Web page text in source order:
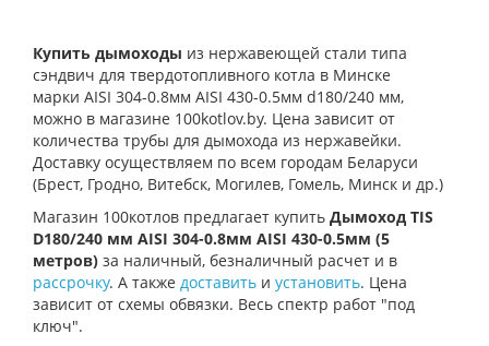
Купить дымоходы из нержавеющей стали типа
сэндвич для твердотопливного котла в Минске
марки AISI 304-0.8мм AISI 430-0.5мм d180/240 мм,
можно в магазине 100kotlov.by. Цена зависит от
количества трубы для дымохода из нержавейки.
Доставку осуществляем по всем городам Беларуси
(Брест, Гродно, Витебск, Могилев, Гомель, Минск и др.)
Магазин 100котлов предлагает купить Дымоход TIS
D180/240 мм AISI 304-0.8мм AISI 430-0.5мм (5
метров) за наличный, безналичный расчет и в
рассрочку. А также доставить и установить. Цена
зависит от схемы обвязки. Весь спектр работ "под
ключ".